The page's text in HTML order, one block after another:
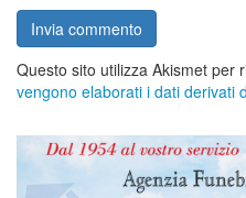
Questo sito utilizza Akismet per
vengono elaborati i dati derivati